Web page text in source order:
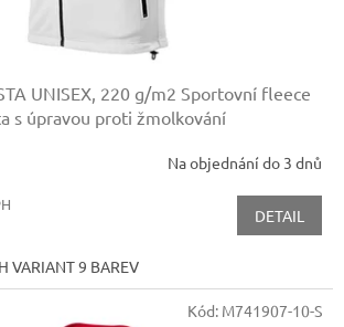
UNISEX, 220 g/m2 Sportovní fleece
s úpravou proti žmolkování
Na objednání do 3 dnů
DETAIL
VARIANT 9 BAREV
Kód: M741907-10-S